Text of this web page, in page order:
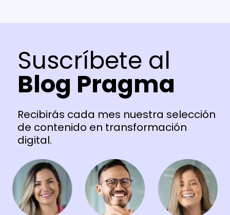
Suscríbete al
Blog Pragma
Recibirás cada mes nuestra selección
de contenido en transformación
digital.